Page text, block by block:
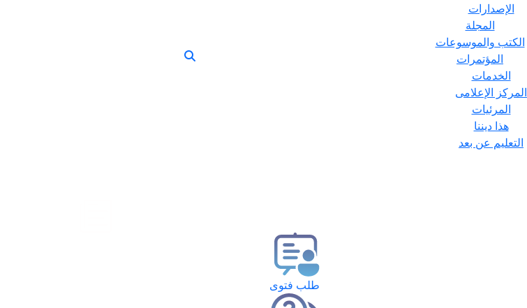
الإصدارات
المجلة
الكتب والموسوعات
المؤتمرات
الخدمات
المركز الإعلامى
المرئيات
هذا ديننا
التعليم عن بعد
طلب فتوى